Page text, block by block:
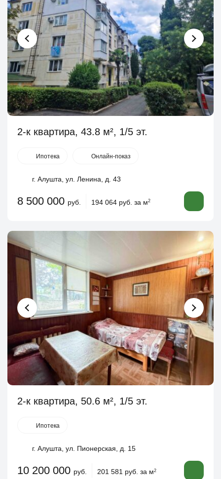
2-к квартира, 43.8 м², 1/5 эт.
Ипотека Онлайн-показ
г. Алушта, ул. Ленина, д. 43
8 500 000 руб. 194 064 руб. за м2
2-к квартира, 50.6 м², 1/5 эт.
Ипотека
г. Алушта, ул. Пионерская, д. 15
10 200 000 руб. 201 581 руб. за м2